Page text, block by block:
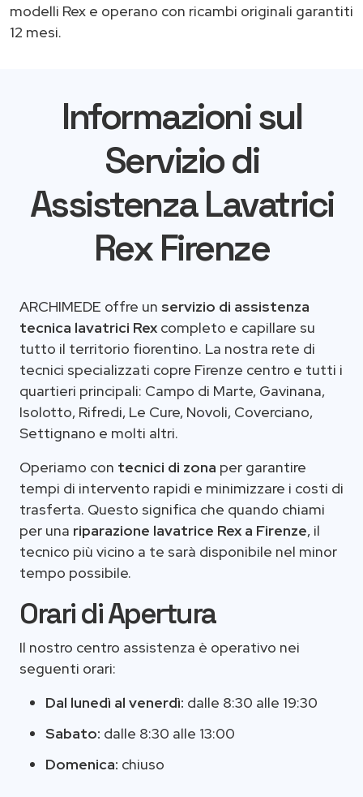
modelli Rex e operano con ricambi originali garantiti
12 mesi.
Informazioni sul
Servizio di
Assistenza Lavatrici
Rex Firenze
ARCHIMEDE offre un servizio di assistenza
tecnica lavatrici Rex completo e capillare su
tutto il territorio fiorentino. La nostra rete di
tecnici specializzati copre Firenze centro e tutti i
quartieri principali: Campo di Marte, Gavinana,
Isolotto, Rifredi, Le Cure, Novoli, Coverciano,
Settignano e molti altri.
Operiamo con tecnici di zona per garantire
tempi di intervento rapidi e minimizzare i costi di
trasferta. Questo significa che quando chiami
per una riparazione lavatrice Rex a Firenze, il
tecnico più vicino a te sarà disponibile nel minor
tempo possibile.
Orari di Apertura
Il nostro centro assistenza è operativo nei
seguenti orari:
Dal lunedì al venerdì: dalle 8:30 alle 19:30
Sabato: dalle 8:30 alle 13:00
Domenica: chiuso